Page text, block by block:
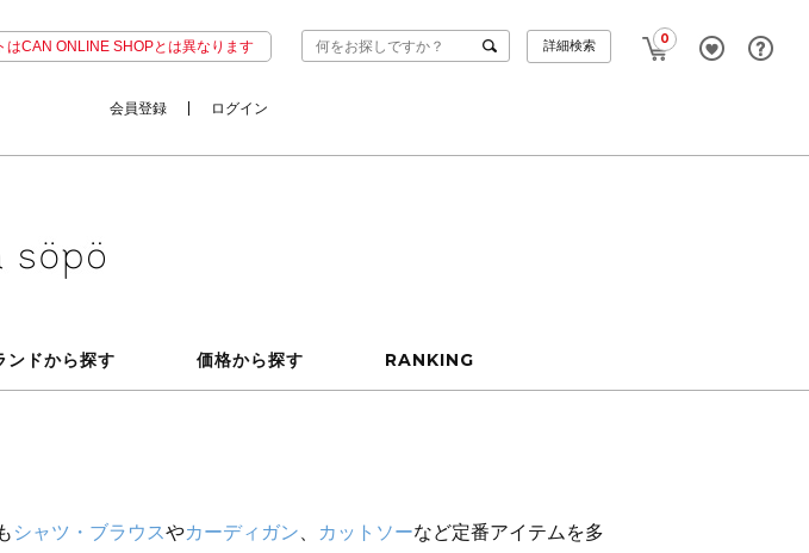
CAN ONLINE SHOPとは異なります 0
詳細検索
会員登録 ログイン
ンドから探す 価格から探す RANKING
シャツ・ブラウスやカーディガン カットソーなど定番アイテムを多